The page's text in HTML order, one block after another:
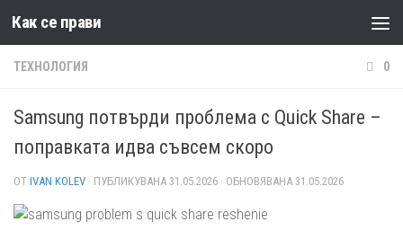
Към съдържанието
Как се прави
ТЕХНОЛОГИЯ 0
Samsung потвърди проблема с Quick Share –
поправката идва съвсем скоро
ОТ IVAN KOLEV · ПУБЛИКУВАНА 31.05.2026 · ОБНОВЯВАНА 31.05.2026